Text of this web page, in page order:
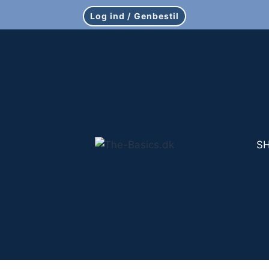
Log ind / Genbestil